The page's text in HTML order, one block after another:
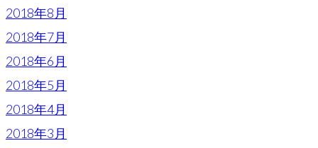
2018年8月
2018年7月
2018年6月
2018年5月
2018年4月
2018年3月